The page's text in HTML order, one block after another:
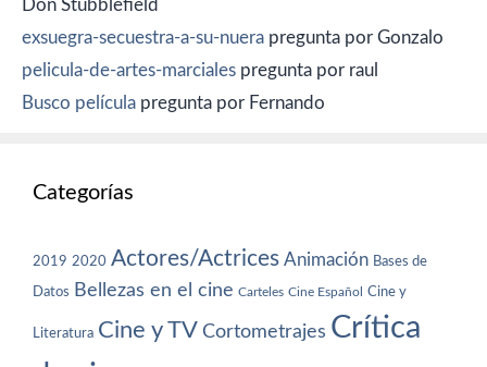
Don Stubblefield
exsuegra-secuestra-a-su-nuera pregunta por Gonzalo
pelicula-de-artes-marciales pregunta por raul
Busco película pregunta por Fernando
Categorías
2019 2020 Actores/Actrices Animación Bases de
Datos Bellezas en el cine Carteles Cine Español Cine y
Literatura Cine y TV Cortometrajes Crítica